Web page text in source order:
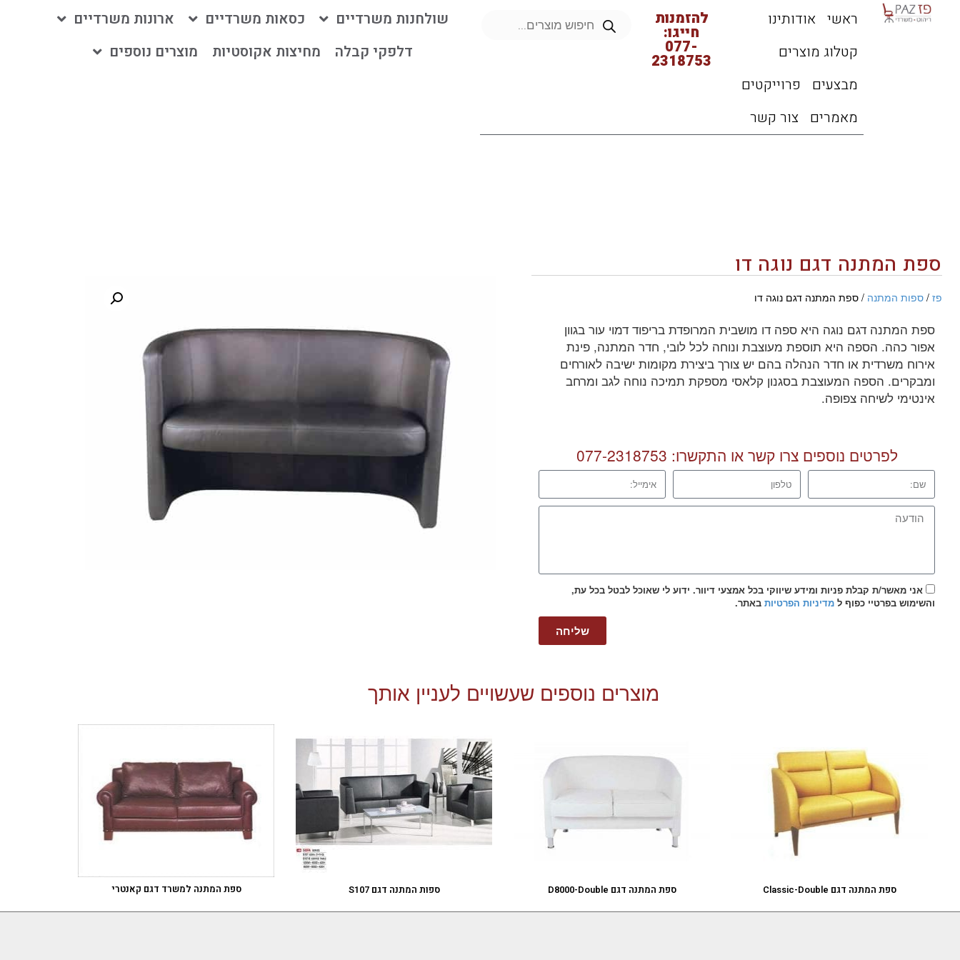
ראשי אודותינו
קטלוג מוצרים
מבצעים
פרוייקטים
מאמרים צור קשר
להזמנות
חייגו:
077-
2318753
שולחנות משרדיים כסאות משרדיים
ארונות משרדיים
דלפקי קבלה
מחיצות אקוסטיות מוצרים נוספים
ספת המתנה דגם נוגה דו
פז / ספות המתנה / ספת המתנה דגם נוגה דו
ספת המתנה דגם נוגה היא ספה דו מושבית המרופדת בריפוד דמוי עור בגוון
אפור כהה. הספה היא תוספת מעוצבת ונוחה לכל לובי, חדר המתנה, פינת
אירוח משרדית או חדר הנהלה בהם יש צורך ביצירת מקומות ישיבה לאורחים
ומבקרים. הספה המעוצבת בסגנון קלאסי מספקת תמיכה נוחה לגב ומרחב
אינטימי לשיחה צפופה.
לפרטים נוספים צרו קשר או התקשרו: 077-2318753
אני מאשר/ת קבלת פניות ומידע שיווקי בכל אמצעי דיוור. ידוע לי שאוכל לבטל בכל עת,
והשימוש בפרטיי כפוף ל מדיניות הפרטיות באתר.
שליחה
מוצרים נוספים שעשויים לעניין אותך
ספת המתנה דגם Classic-Double ספת המתנה דגם D8000-Double ספות המתנה דגם S107 ספת המתנה למשרד דגם קאנטרי